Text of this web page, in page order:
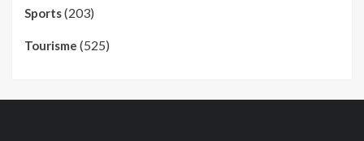
Sports(203)
Tourisme (525)